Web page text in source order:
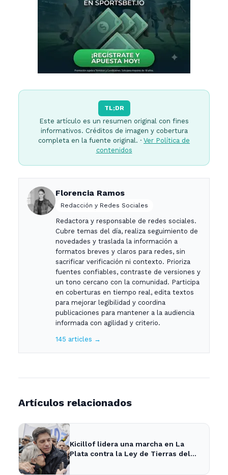
TL;DR
Este artículo es un resumen original con fines
informativos. Créditos de imagen y cobertura
completa en la fuente original. · Ver Política de
contenidos
Florencia Ramos
Redacción y Redes Sociales
Redactora y responsable de redes sociales.
Cubre temas del día, realiza seguimiento de
novedades y traslada la información a
formatos breves y claros para redes, sin
sacrificar verificación ni contexto. Prioriza
fuentes confiables, contraste de versiones y
un tono cercano con la comunidad. Participa
en coberturas en tiempo real, edita textos
para mejorar legibilidad y coordina
publicaciones para mantener a la audiencia
informada con agilidad y criterio.
145 articles →
Artículos relacionados
Kicillof lidera una marcha en La
Plata contra la Ley de Tierras del